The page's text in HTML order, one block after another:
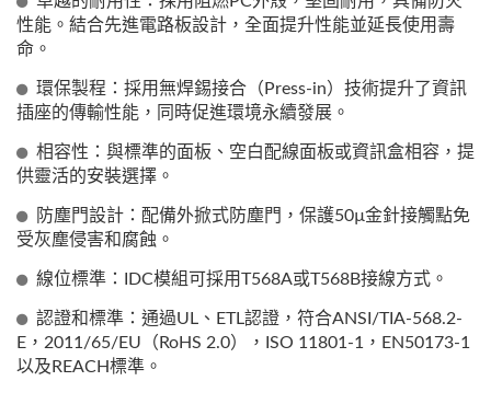
性能。結合先進電路板設計，全面提升性能並延長使用壽
命。
環保製程：採用無焊錫接合（Press-in）技術提升了資訊
插座的傳輸性能，同時促進環境永續發展。
相容性：與標準的面板、空白配線面板或資訊盒相容，提
供靈活的安裝選擇。
防塵門設計：配備外掀式防塵門，保護50µ金針接觸點免
受灰塵侵害和腐蝕。
線位標準：IDC模組可採用T568A或T568B接線方式。
認證和標準：通過UL、ETL認證，符合ANSI/TIA-568.2-
E，2011/65/EU（RoHS 2.0），ISO 11801-1，EN50173-1
以及REACH標準。